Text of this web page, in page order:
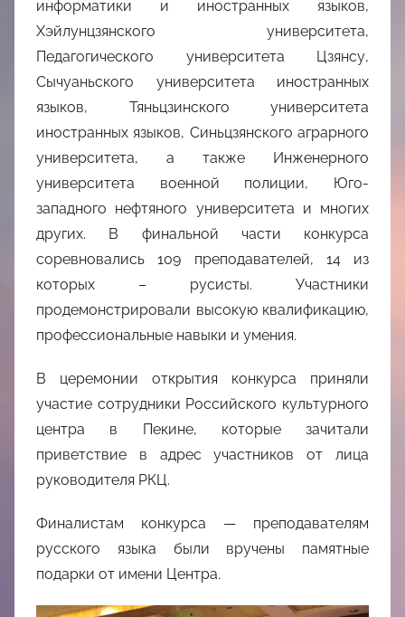
информатики и иностранных языков,
Хэйлунцзянского университета,
Педагогического университета Цзянсу,
Сычуаньского университета иностранных
языков, Тяньцзинского университета
иностранных языков, Синьцзянского аграрного
университета, а также Инженерного
университета военной полиции, Юго-
западного нефтяного университета и многих
других. В финальной части конкурса
соревновались 109 преподавателей, 14 из
которых – русисты. Участники
продемонстрировали высокую квалификацию,
профессиональные навыки и умения.
В церемонии открытия конкурса приняли
участие сотрудники Российского культурного
центра в Пекине, которые зачитали
приветствие в адрес участников от лица
руководителя РКЦ.
Финалистам конкурса — преподавателям
русского языка были вручены памятные
подарки от имени Центра.